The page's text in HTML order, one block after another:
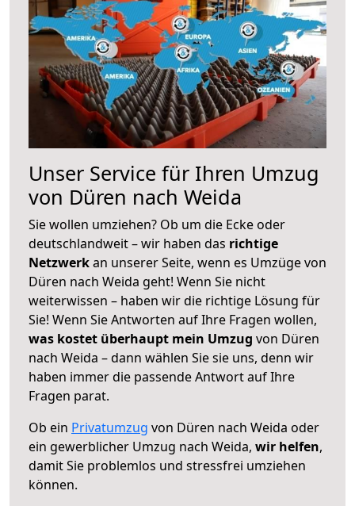
Unser Service für Ihren Umzug
von Düren nach Weida
Sie wollen umziehen? Ob um die Ecke oder
deutschlandweit – wir haben das richtige
Netzwerkan unserer Seite, wenn es Umzüge von
Düren nach Weida geht! Wenn Sie nicht
weiterwissen – haben wir die richtige Lösung für
Sie! Wenn Sie Antworten auf Ihre Fragen wollen,
was kostet überhaupt mein Umzug von Düren
nach Weida – dann wählen Sie sie uns, denn wir
haben immer die passende Antwort auf Ihre
Fragen parat.
Ob ein Privatumzug von Düren nach Weida oder
ein gewerblicher Umzug nach Weida, wir helfen,
damit Sie problemlos und stressfrei umziehen
können.